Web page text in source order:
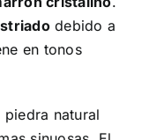
debido a
en tonos
natural